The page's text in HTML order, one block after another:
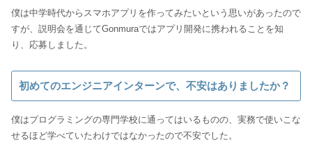
僕は中学時代からスマホアプリを作ってみたいという思いがあったので
すが、説明会を通じてGonmuraではアプリ開発に携われることを知
り、応募しました。
初めてのエンジニアインターンで、不安はありましたか？
僕はプログラミングの専門学校に通ってはいるものの、実務で使いこな
せるほど学べていたわけではなかったので不安でした。